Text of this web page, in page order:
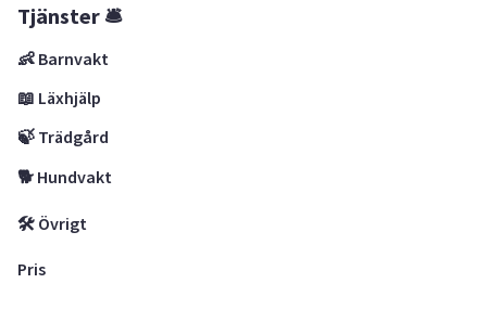
Tjänster 🛎
👶 Barnvakt
📖 Läxhjälp
🍃 Trädgård
🐕 Hundvakt
🛠 Övrigt
Pris